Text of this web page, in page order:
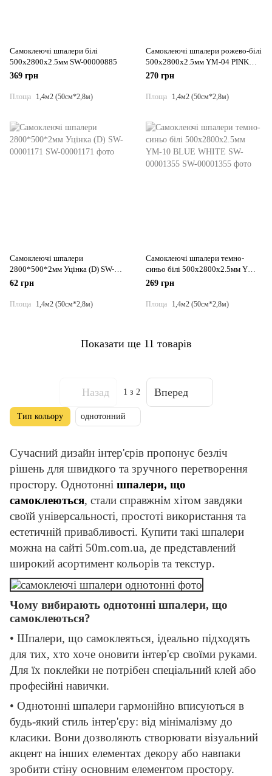
Самоклеючі шпалери білі
500х2800х2.5мм SW-00000885
369 грн
Площа 1,4м2 (50см*2,8м)
Самоклеючі шпалери рожево-білі
500х2800х2.5мм YM-04 PINK
WHITE SW-00001160
270 грн
Площа 1,4м2 (50см*2,8м)
Самоклеючі шпалери
2800*500*2мм Уцінка (D) SW-
00001171
62 грн
Площа 1,4м2 (50см*2,8м)
Самоклеючі шпалери темно-
синьо білі 500х2800х2.5мм YM-
10 BLUE WHITE SW-00001355
269 грн
Площа 1,4м2 (50см*2,8м)
Показати ще 11 товарів
Назад 1 з 2 Вперед
Сучасний дизайн інтер'єрів пропонує безліч
рішень для швидкого та зручного перетворення
простору. Однотонні шпалери, що
самоклеються, стали справжнім хітом завдяки
своїй універсальності, простоті використання та
естетичній привабливості. Купити такі шпалери
можна на сайті 50m.com.ua, де представлений
широкий асортимент кольорів та текстур.
Чому вибирають однотонні шпалери, що
самоклеються?
• Шпалери, що самоклеяться, ідеально підходять
для тих, хто хоче оновити інтер'єр своїми руками.
Для їх поклейки не потрібен спеціальний клей або
професійні навички.
• Однотонні шпалери гармонійно вписуються в
будь-який стиль інтер'єру: від мінімалізму до
класики. Вони дозволяють створювати візуальний
акцент на інших елементах декору або навпаки
зробити стіну основним елементом простору.
Тип кольору однотонний